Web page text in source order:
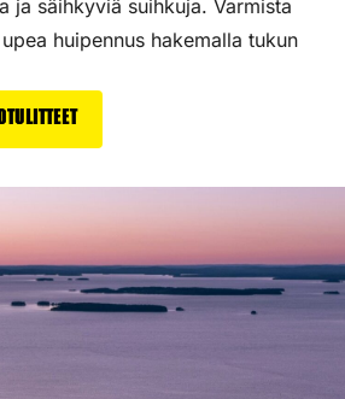
ja säihkyviä suihkuja. Varmista
huipennus hakemalla tukun